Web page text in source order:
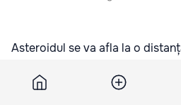
Asteroidul se va afla la o
ceresc a fost descoperit în 2003.